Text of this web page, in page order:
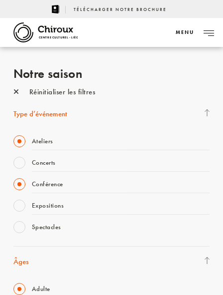
TÉLÉCHARGER NOTRE BROCHURE
CENTRE CULTUREL - LIÈGE
MENU
Notre saison
Réinitialiser les filtres
Type d’événement
Ateliers
Concerts
Conférence
Expositions
Spectacles
Âges
Adulte